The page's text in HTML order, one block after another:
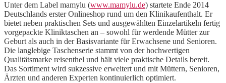
Unter dem Label mamylu (www.mamylu.de) startete Ende 2014
Deutschlands erster Onlineshop rund um den Klinikaufenthalt. Er
bietet neben praktischen Sets und ausgewählten Einzelartikeln fertig
vorgepackte Kliniktaschen an – sowohl für werdende Mütter zur
Geburt als auch in der Basisvariante für Erwachsene und Senioren.
Die langlebige Taschenserie stammt von der hochwertigen
Qualitätsmarke reisenthel und hält viele praktische Details bereit.
Das Sortiment wird sukzessive erweitert und mit Müttern, Senioren,
Ärzten und anderen Experten kontinuierlich optimiert.